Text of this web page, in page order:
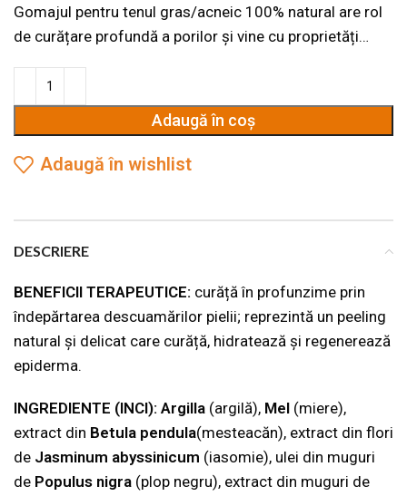
Gomajul pentru tenul gras/acneic 100% natural are rol
de curățare profundă a porilor și vine cu proprietăți
toate vârstele și toate tipurile de ten care prezintă
exces de sebum sau orice formă de acnee.
Adaugă în coș
Adaugă în wishlist
DESCRIERE
BENEFICII TERAPEUTICE: curăță în profunzime prin
îndepărtarea descuamărilor pielii; reprezintă un peeling
natural și delicat care curăță, hidratează și regenerează
epiderma.
INGREDIENTE (INCI): Argilla (argilă), Mel (miere),
extract din Betula pendula(mesteacăn), extract din flori
de Jasminum abyssinicum (iasomie), ulei din muguri
de Populus nigra (plop negru), extract din muguri de